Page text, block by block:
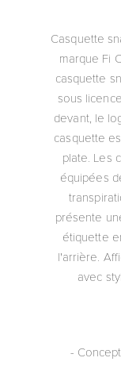
Casquette
marque Fi
casquette
sous
devant, le
casquette
plate. Les
équipées
présente
étiquette
l'arrière.
avec
-